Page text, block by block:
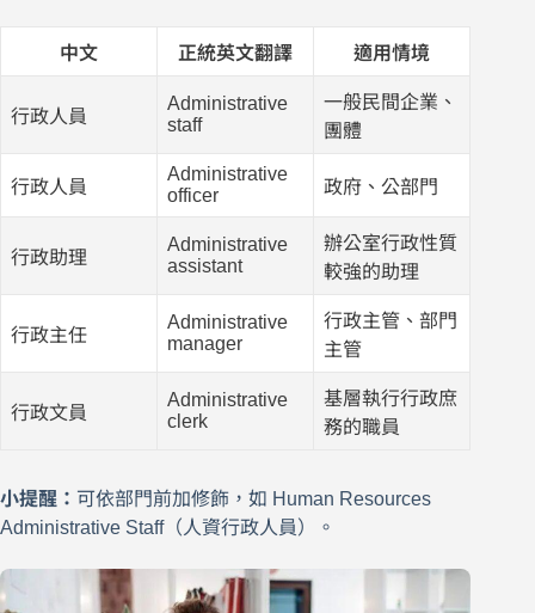
中文 正統英文翻譯 適用情境
行政人員
Administrative
staff
一般民間企業、
團體
行政人員
Administrative
officer
政府、公部門
行政助理
Administrative
assistant
辦公室行政性質
較強的助理
行政主任
Administrative
manager
行政主管、部門
主管
行政文員
Administrative
clerk
基層執行行政庶
務的職員
小提醒： 可依部門前加修飾，如 Human Resources
Administrative Staff（人資行政人員）。